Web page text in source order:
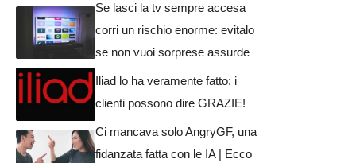
Se lasci la tv sempre accesa
corri un rischio enorme: evitalo
se non vuoi sorprese assurde
Iliad lo ha veramente fatto: i
clienti possono dire GRAZIE!
Ci mancava solo AngryGF, una
fidanzata fatta con le IA | Ecco